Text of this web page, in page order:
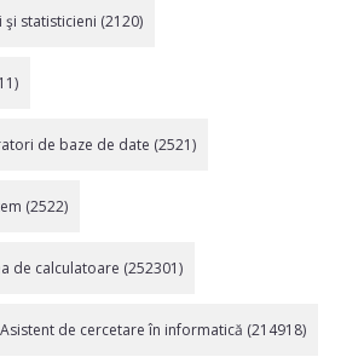
statisticieni (2120)
de baze de date (2521)
(2522)
de calculatoare (252301)
Asistent de cercetare în informatică (214918)